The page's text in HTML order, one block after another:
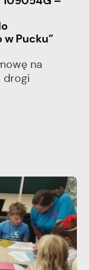
Pucku”
na
drogi